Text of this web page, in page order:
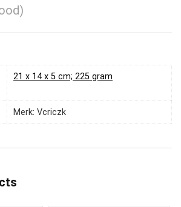
‎21 x 14 x 5 cm; 225 gram
Merk: Vcriczk